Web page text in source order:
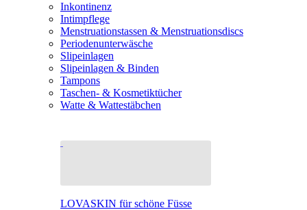
Inkontinenz
Intimpflege
Menstruationstassen & Menstruationsdiscs
Periodenunterwäsche
Slipeinlagen
Slipeinlagen & Binden
Tampons
Taschen- & Kosmetiktücher
Watte & Wattestäbchen
LOVASKIN für schöne Füsse